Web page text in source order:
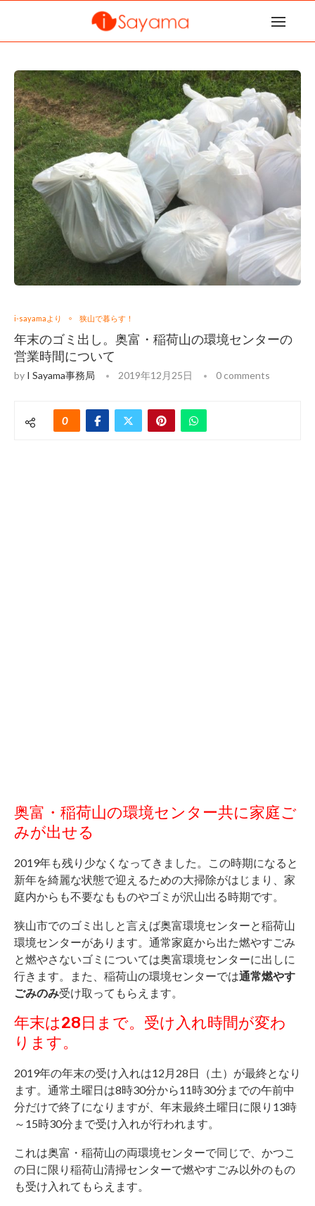
i-sayamaより 狭山で暮らす！
年末のゴミ出し。奥富・稲荷山の環境センターの
営業時間について
by I Sayama事務局 2019年12月25日 0 comments
0
奥富・稲荷山の環境センター共に家庭ご
みが出せる
2019年も残り少なくなってきました。この時期になると
新年を綺麗な状態で迎えるための大掃除がはじまり、家
庭内からも不要なもものやゴミが沢山出る時期です。
狭山市でのゴミ出しと言えば奥富環境センターと稲荷山
環境センターがあります。通常家庭から出た燃やすごみ
と燃やさないゴミについては奥富環境センターに出しに
行きます。また、稲荷山の環境センターでは通常燃やす
ごみのみ受け取ってもらえます。
年末は28日まで。受け入れ時間が変わ
ります。
2019年の年末の受け入れは12月28日（土）が最終となり
ます。通常土曜日は8時30分から11時30分までの午前中
分だけで終了になりますが、年末最終土曜日に限り13時
～15時30分まで受け入れが行われます。
これは奥富・稲荷山の両環境センターで同じで、かつこ
の日に限り稲荷山清掃センターで燃やすごみ以外のもの
も受け入れてもらえます。